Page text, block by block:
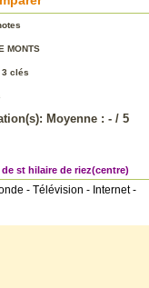
MONTS
clés
Moyenne : - / 5
st hilaire de riez(centre)
- Télévision - Internet -